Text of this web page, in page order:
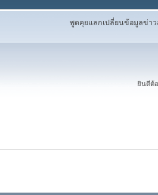
พูดคุยแลกเปลี่ยนข้อมูลข่าว
ยินดีต้